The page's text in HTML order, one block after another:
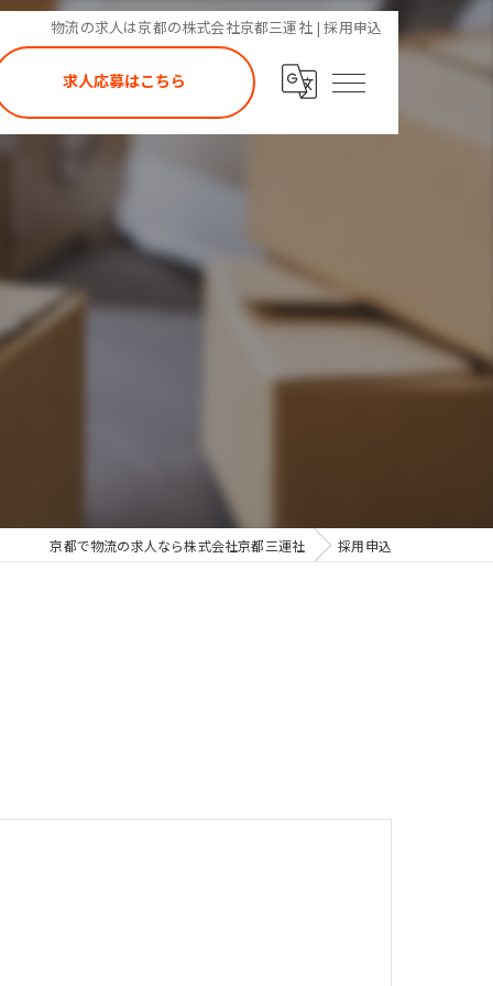
物流の求人は京都の株式会社京都三運社 | 採用申込
求人応募はこちら
京都で物流の求人なら株式会社京都三運社 採用申込